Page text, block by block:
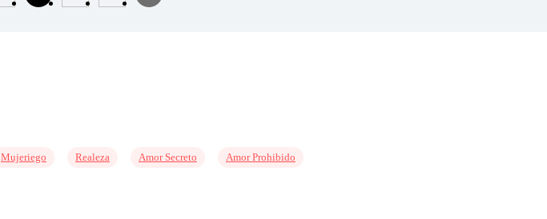
Mujeriego Realeza Amor Secreto Amor Prohibido